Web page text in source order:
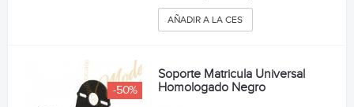
AÑADIR A LA CESTA
-50%
Soporte Matricula Universal
Homologado Negro